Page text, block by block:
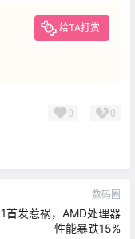
给TA打赏
0 0
数码圈
首发惹祸，AMD处理器
性能暴跌15%